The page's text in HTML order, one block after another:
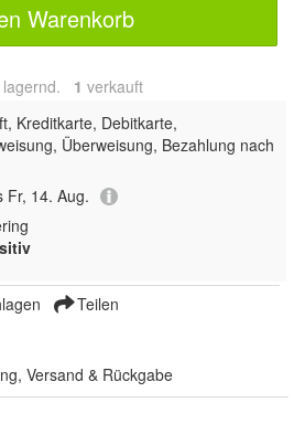
Warenkorb
lagernd. 1 verkauft
Kreditkarte, Debitkarte,
Überweisung, Bezahlung nach
Fr, 14. Aug.
Teilen
Versand & Rückgabe